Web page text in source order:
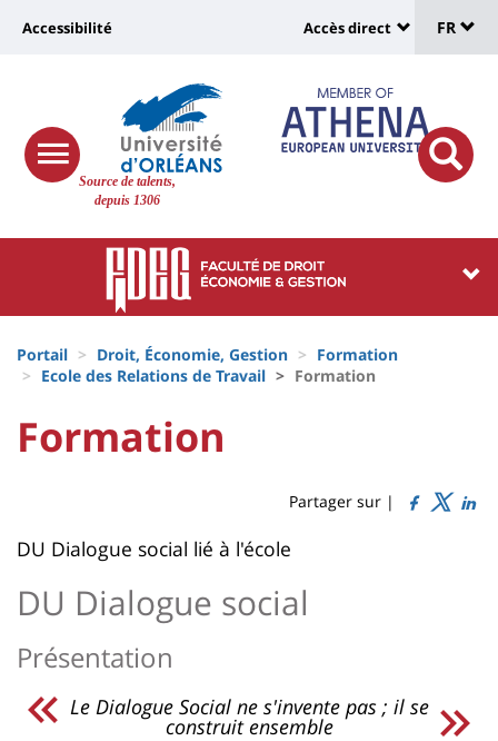
Site
Source de talents,
depuis 1306
Université
Recherche
responsive
menu
button
Université
vers
page
accessibilité
Accessibilité
:
Shortcut
links
Accès direct
de
FR
Université
Block
liste
composantes
d'Ariane
Portail Droit, Économie, Gestion
Formation
Ecole des Relations de Travail
Formation
University
University
content
Titre
page
Formation
Partager sur |
Contenu
de
la
page
principale
DU Dialogue social lié à l'école
DU Dialogue social
Présentation
Le Dialogue Social ne s'invente pas ; il se
construit ensemble